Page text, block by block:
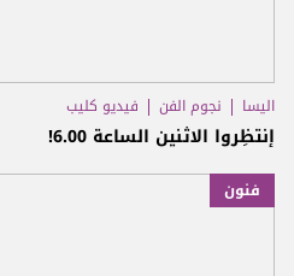
اليسا نجوم الفن فيديو كليب
إنتظِروا الاثنين الساعة 6.00!
فنون